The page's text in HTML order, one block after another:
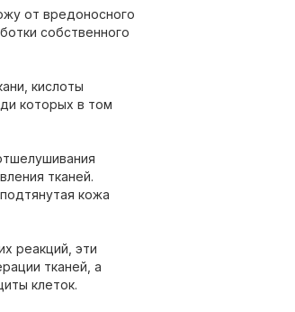
от вредоносного
собственного
кислоты
которых в том
тканей.
кожа
реакций, эти
тканей, а
клеток.